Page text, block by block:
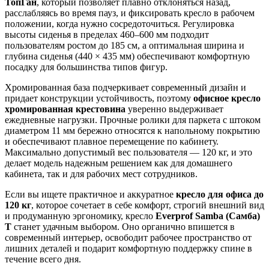
расслабляясь во время пауз, и фиксировать кресло в рабочем
положении, когда нужно сосредоточиться. Регулировка
высоты сиденья в пределах 460–600 мм подходит
пользователям ростом до 185 см, а оптимальная ширина и
глубина сиденья (440 × 435 мм) обеспечивают комфортную
посадку для большинства типов фигур.
Хромированная база подчеркивает современный дизайн и
придает конструкции устойчивость, поэтому офисное кресло
хромированная крестовина уверенно выдерживает
ежедневные нагрузки. Прочные ролики для паркета с штоком
диаметром 11 мм бережно относятся к напольному покрытию
и обеспечивают плавное перемещение по кабинету.
Максимально допустимый вес пользователя — 120 кг, и это
делает модель надежным решением как для домашнего
кабинета, так и для рабочих мест сотрудников.
Если вы ищете практичное и аккуратное кресло для офиса до
120 кг, которое сочетает в себе комфорт, строгий внешний вид
и продуманную эргономику, кресло Everprof Samba (Самба)
T станет удачным выбором. Оно органично впишется в
современный интерьер, освободит рабочее пространство от
лишних деталей и подарит комфортную поддержку спине в
течение всего дня.